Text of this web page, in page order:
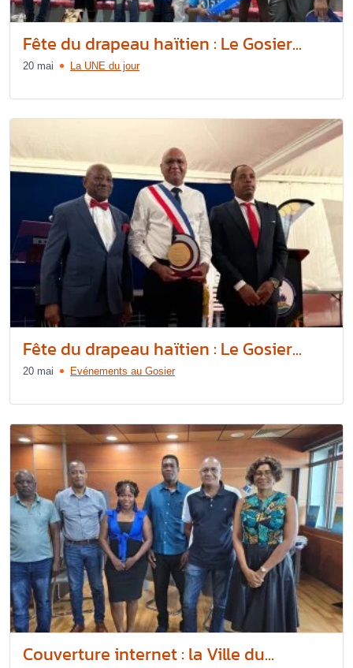
Fête du drapeau haïtien : Le Gosier...
20 mai La UNE du jour
Fête du drapeau haïtien : Le Gosier...
20 mai Evénements au Gosier
Couverture internet : la Ville du...